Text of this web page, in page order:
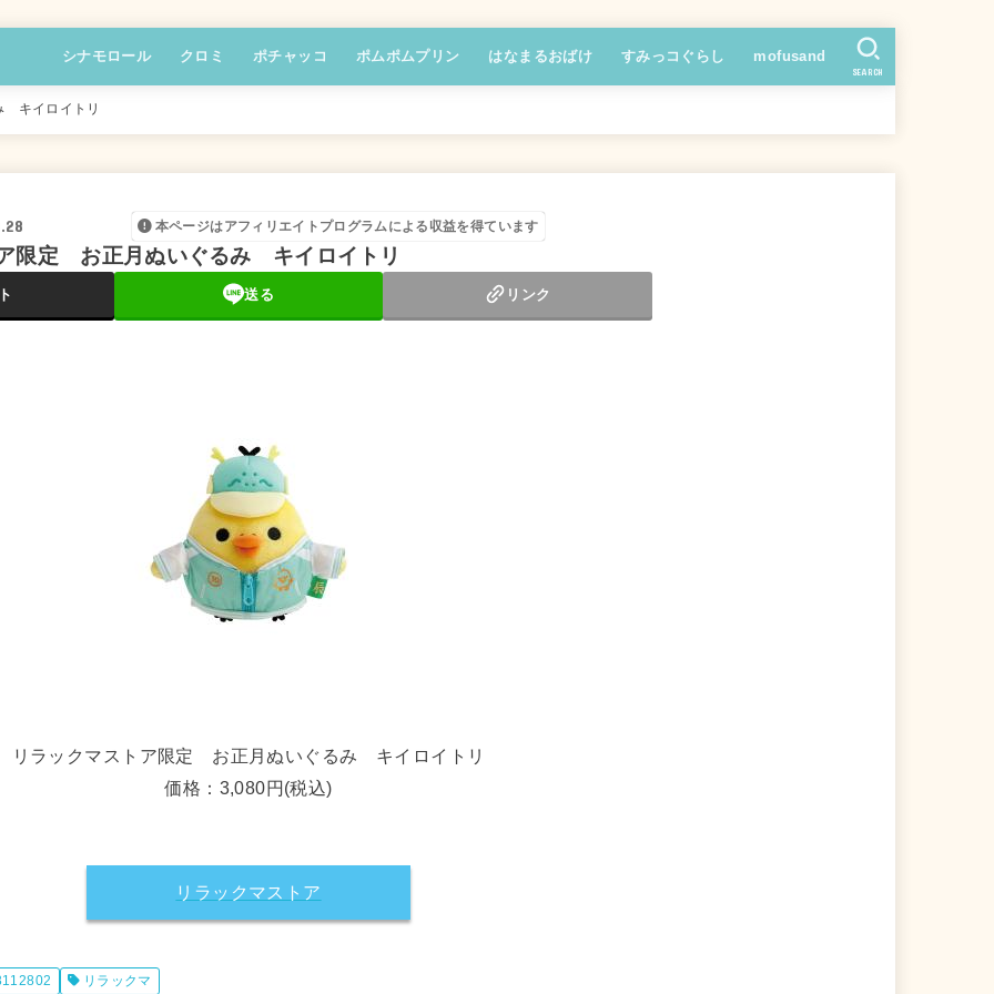
シナモロール クロミ ポチャッコ ポムポムプリン はなまるおばけ すみっコぐらし mofusand
SEARCH
キイロイトリ
本ページはアフィリエイトプログラムによる収益を得ています
限定 お正月ぬいぐるみ キイロイトリ
送る リンク
リラックマストア限定 お正月ぬいぐるみ キイロイトリ
価格：3,080円(税込)
リラックマストア
リラックマ